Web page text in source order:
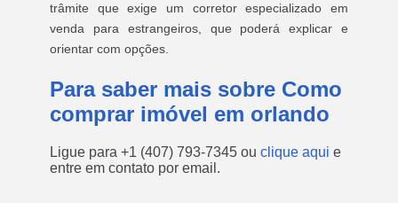
trâmite que exige um corretor especializado em
venda para estrangeiros, que poderá explicar e
orientar com opções.
Para saber mais sobre Como
comprar imóvel em orlando
Ligue para +1 (407) 793-7345 ou clique aqui e
entre em contato por email.